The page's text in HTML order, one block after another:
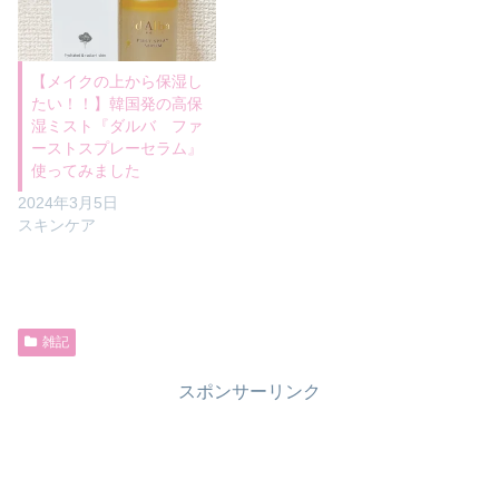
【メイクの上から保湿し
たい！！】韓国発の高保
湿ミスト『ダルバ ファ
ーストスプレーセラム』
使ってみました
2024年3月5日
スキンケア
雑記
スポンサーリンク